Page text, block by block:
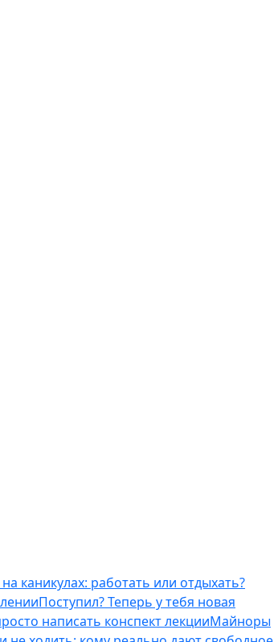
на каникулах: работать или отдыхать?
Поступил? Теперь у тебя новая
написать конспект лекцииМайноры